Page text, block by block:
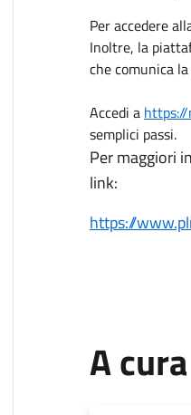
Per accedere
Inoltre, la
che comunica
Accedi a
semplici passi.
Per maggiori
link:
https://
A